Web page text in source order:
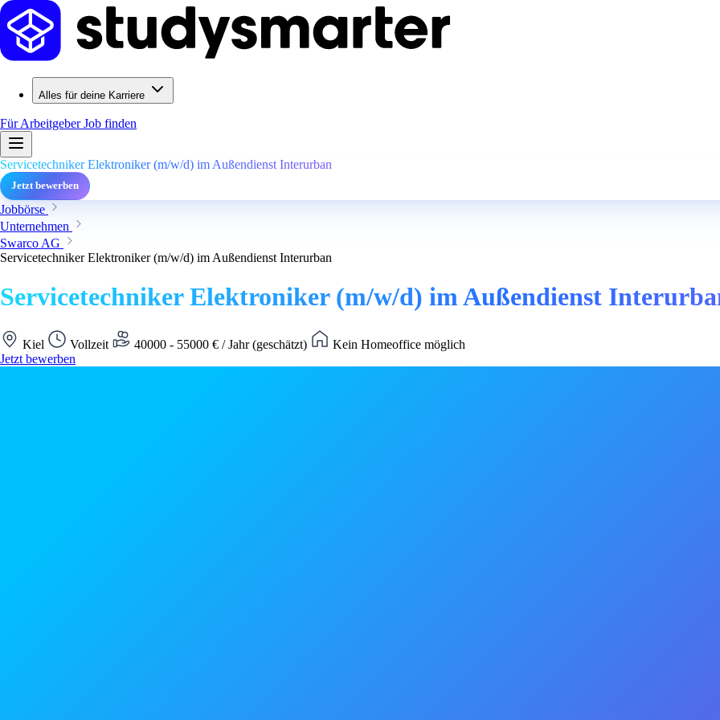
Alles für deine Karriere
Für ArbeitgeberJob finden
Servicetechniker Elektroniker (m/w/d) im Außendienst Interurban
Jetzt bewerben
Jobbörse
Unternehmen
Swarco AG
Servicetechniker Elektroniker (m/w/d) im Außendienst Interurban
Servicetechniker Elektroniker (m/w/d) im Außendienst
Kiel Vollzeit 40000 - 55000 € / Jahr (geschätzt)
Kein Homeoffice möglich
Jetzt bewerben